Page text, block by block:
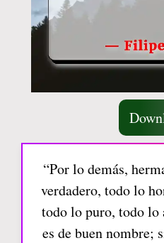
“Por lo demás,
verdadero, todo lo
todo lo puro, todo lo
es de buen nombre;